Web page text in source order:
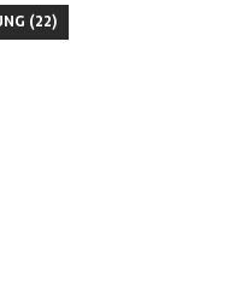
(22)